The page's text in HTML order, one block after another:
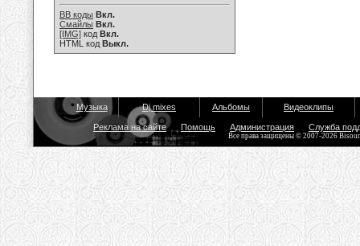
BB коды Вкл.
Смайлы Вкл.
[IMG] код Вкл.
HTML код Выкл.
Музыка Dj mixes Альбомы Видеоклипы
Реклама на сайте Помощь Администрация Служба
Все права защищены © 2007-2026